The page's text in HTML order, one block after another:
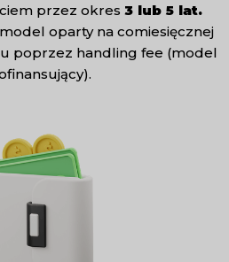
przez okres 3 lub 5 lat.
oparty na comiesięcznej
poprzez handling fee (model